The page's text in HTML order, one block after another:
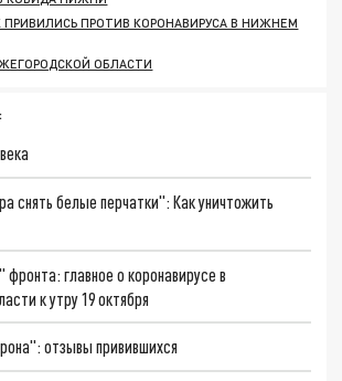
ПРИВИЛИСЬ ПРОТИВ КОРОНАВИРУСА В НИЖНЕМ
ОБЛАСТИ
снять белые перчатки": Как уничтожить
фронта: главное о коронавирусе в
к утру 19 октября
отзывы привившихся